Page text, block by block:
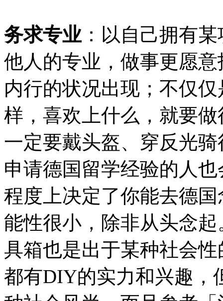
务求专业：以自己拥有
他人的专业，做事更愿
内行的状况出现；不仅
样，喜欢上什么，就要
一定要戴头盔、穿反光
申请德国留学经验的人
程度上决定了你能去德
能性很小，除非从头念
具箱也是出于某种社会
都有DIY的实力和兴趣，